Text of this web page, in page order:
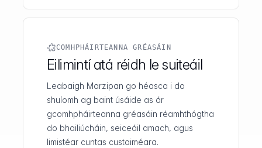
COMHPHÁIRTEANNA GRÉASÁIN
Eilimintí atá réidh le suiteáil
Leabaigh Marzipan go héasca i do
shuíomh ag baint úsáide as ár
gcomhpháirteanna gréasáin réamhthógtha
do bhailiúcháin, seiceáil amach, agus
limistéar cuntas custaiméara.